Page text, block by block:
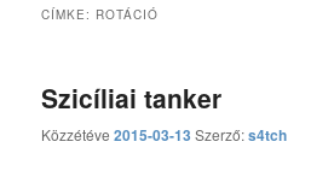
CÍMKE: ROTÁCIÓ
Szicíliai tanker
Közzétéve2015-03-13 Szerző:s4tch